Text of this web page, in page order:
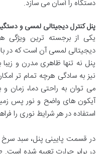
دستگاه را آسان می سازد.
پنل کنترل دیجیتالی لمسی و
یکی از برجسته ترین
دیجیتالی لمسی آن است که در
پنل نه تنها ظاهری مدرن و
نیز به سادگی هرچه تمام تر
می توان به راحتی دما، زمان
آیکون های واضح و نور پس
استفاده در هر شرایط نوری را
در قسمت پایینی پنل، سبد